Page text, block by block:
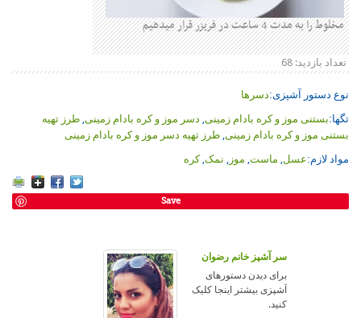
مخلوط را به مدت 4 ساعت در فریزر قرار میدهیم
تعداد بازدید: 68
نوع دستور آشپزی:دسرها
تگها:بستنی موز و کره بادام زمینی دسر موز و کره بادام زمینی ,طرز تهیه
بستنی موز و کره بادام زمینی ,طرز تهیه دسر موز و کره بادام زمینی
مواد لازم:عسل ماست موز نمک ,کره
Save
سر آشپز خانم رضوان
برای دیدن دستورهای
آشپزی بیشتر اینجا کلیک
کنید.